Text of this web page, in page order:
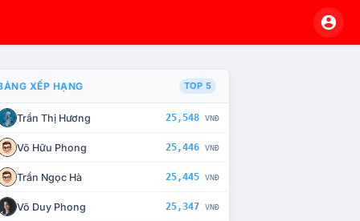
CHẾ TÀI XỬ LÝ VI PHẠM
XẾP HẠNG TOP 5
Trần Thị Hương 25,548 VNĐ
Võ Hữu Phong 25,446 VNĐ
Trần Ngọc Hà 25,445 VNĐ
Võ Duy Phong 25,347 VNĐ